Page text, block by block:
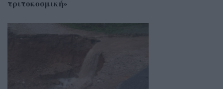
τριτοκοσμική»